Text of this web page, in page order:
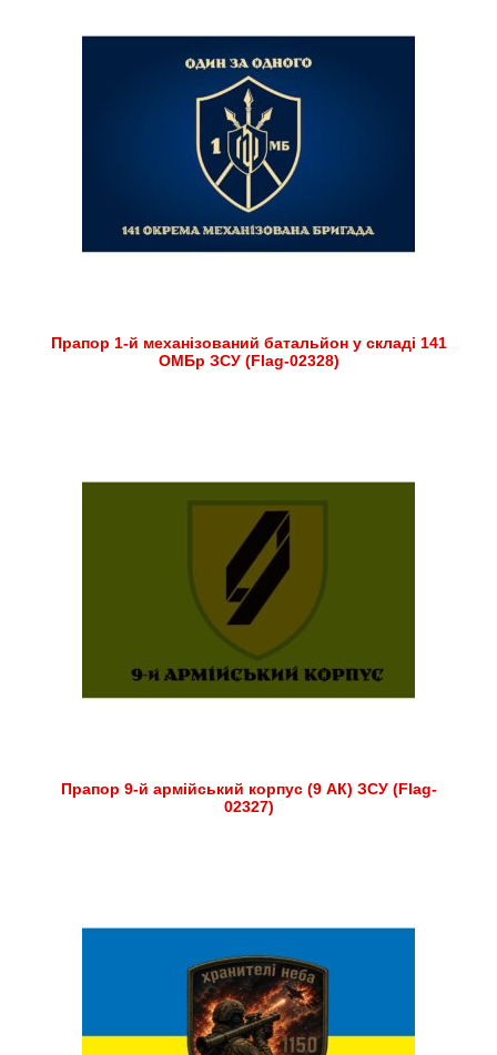
Прапор 1-й механізований батальйон у складі 141
ОМБр ЗСУ (Flag-02328)
Прапор 9-й армійський корпус (9 АК) ЗСУ (Flag-
02327)